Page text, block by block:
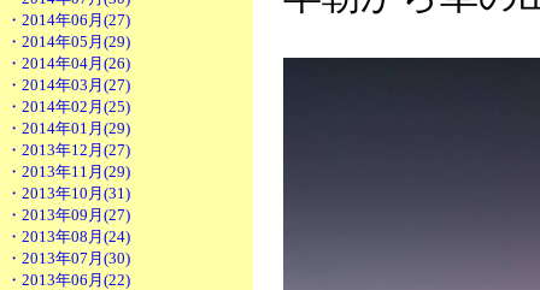
・2014年06月(27)
・2014年05月(29)
・2014年04月(26)
・2014年03月(27)
・2014年02月(25)
・2014年01月(29)
・2013年12月(27)
・2013年11月(29)
・2013年10月(31)
・2013年09月(27)
・2013年08月(24)
・2013年07月(30)
・2013年06月(22)